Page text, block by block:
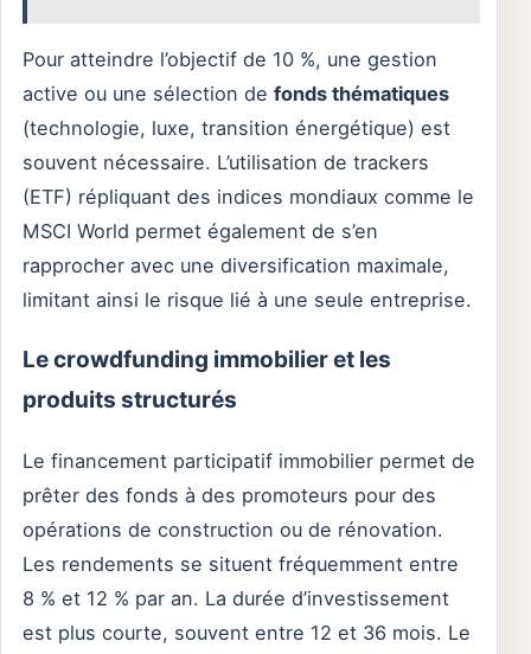
Pour atteindre l’objectif de 10 %, une gestion
active ou une sélection de fonds thématiques
(technologie, luxe, transition énergétique) est
souvent nécessaire. L’utilisation de trackers
(ETF) répliquant des indices mondiaux comme le
MSCI World permet également de s’en
rapprocher avec une diversification maximale,
limitant ainsi le risque lié à une seule entreprise.
Le crowdfunding immobilier et les
produits structurés
Le financement participatif immobilier permet de
prêter des fonds à des promoteurs pour des
opérations de construction ou de rénovation.
Les rendements se situent fréquemment entre
8 % et 12 % par an. La durée d’investissement
est plus courte, souvent entre 12 et 36 mois. Le